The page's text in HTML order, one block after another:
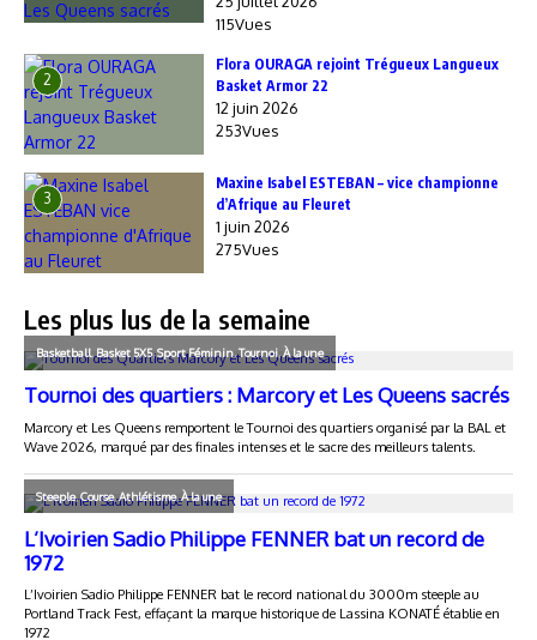
115Vues
2
Flora OURAGA rejoint Trégueux Langueux
Basket Armor 22
12 juin 2026
253Vues
3
Maxine Isabel ESTEBAN – vice championne
d’Afrique au Fleuret
1 juin 2026
275Vues
Les plus lus de la semaine